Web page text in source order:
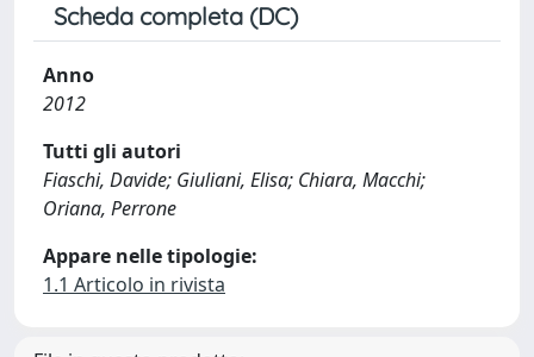
Scheda completa (DC)
Anno
2012
Tutti gli autori
Fiaschi, Davide; Giuliani, Elisa; Chiara, Macchi;
Oriana, Perrone
Appare nelle tipologie:
1.1 Articolo in rivista